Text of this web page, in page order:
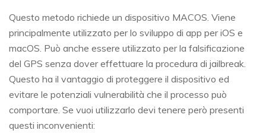
Questo metodo richiede un dispositivo MACOS. Viene
principalmente utilizzato per lo sviluppo di app per iOS e
macOS. Può anche essere utilizzato per la falsificazione
del GPS senza dover effettuare la procedura di jailbreak.
Questo ha il vantaggio di proteggere il dispositivo ed
evitare le potenziali vulnerabilità che il processo può
comportare. Se vuoi utilizzarlo devi tenere però presenti
questi inconvenienti: